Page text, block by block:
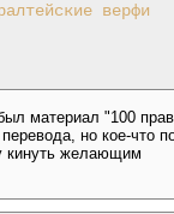
верфи
материал "100
но кое-что
кинуть желающим